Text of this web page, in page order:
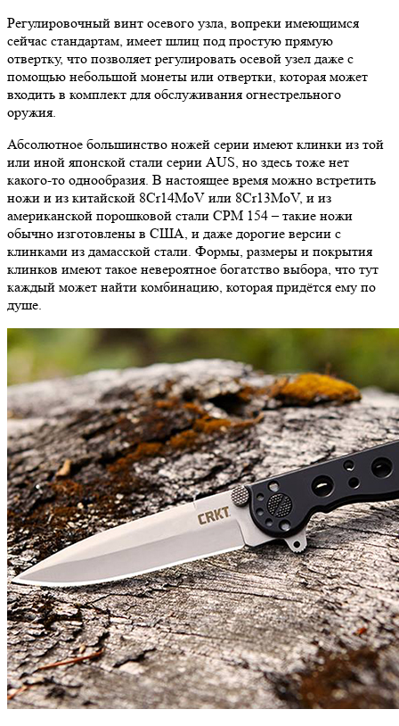
Регулировочный винт осевого узла, вопреки имеющимся
сейчас стандартам, имеет шлиц под простую прямую
отвертку, что позволяет регулировать осевой узел даже с
помощью небольшой монеты или отвертки, которая может
входить в комплект для обслуживания огнестрельного
оружия.
Абсолютное большинство ножей серии имеют клинки из той
или иной японской стали серии AUS, но здесь тоже нет
какого-то однообразия. В настоящее время можно встретить
ножи и из китайской 8Cr14MoV или 8Cr13MoV, и из
американской порошковой стали CPM 154 – такие ножи
обычно изготовлены в США, и даже дорогие версии с
клинками из дамасской стали. Формы, размеры и покрытия
клинков имеют такое невероятное богатство выбора, что тут
каждый может найти комбинацию, которая придётся ему по
душе.